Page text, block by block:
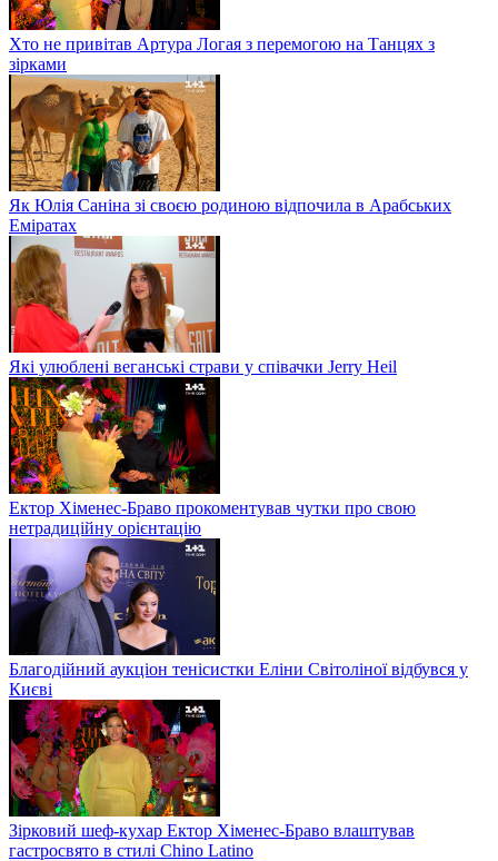
Хто не привітав Артура Логая з перемогою на Танцях з
зірками
Як Юлія Саніна зі своєю родиною відпочила в Арабських
Еміратах
Які улюблені веганські страви у співачки Jerry Heil
Ектор Хіменес-Браво прокоментував чутки про свою
нетрадиційну орієнтацію
Благодійний аукціон тенісистки Еліни Світоліної відбувся у
Києві
Зірковий шеф-кухар Ектор Хіменес-Браво влаштував
гастросвято в стилі Chino Latino